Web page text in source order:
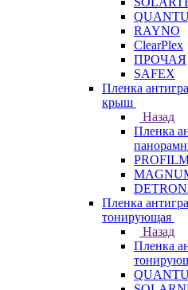
RAYNO
ClearPlex
ПРОЧАЯ
SAFEX
Пленка
крыш
Назад
Пленка
Пленка
тонирующая
Назад
Пленка